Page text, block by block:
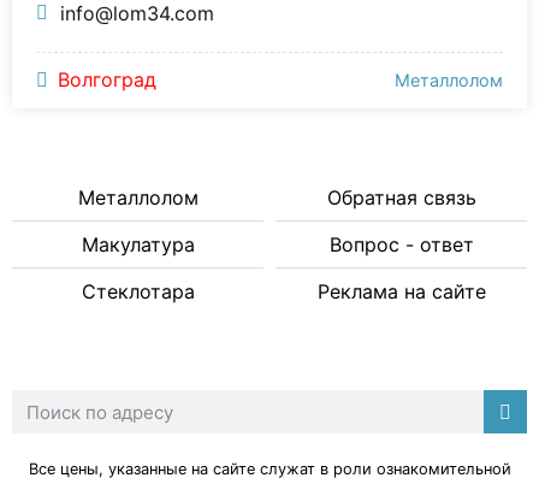
info@lom34.com
Волгоград Металлолом
Металлолом
Макулатура
Стеклотара
Обратная связь
Вопрос - ответ
Реклама на сайте
Все цены, указанные на сайте служат в роли ознакомительной